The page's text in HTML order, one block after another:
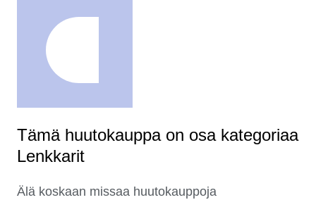
Tämä huutokauppa on osa kategoriaa
Lenkkarit
Älä koskaan missaa huutokauppoja